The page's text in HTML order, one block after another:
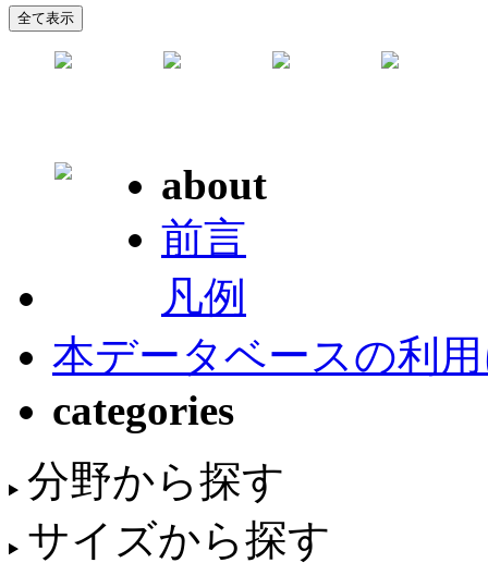
about
前言
凡例
本データベースの利
categories
分野から探す
サイズから探す